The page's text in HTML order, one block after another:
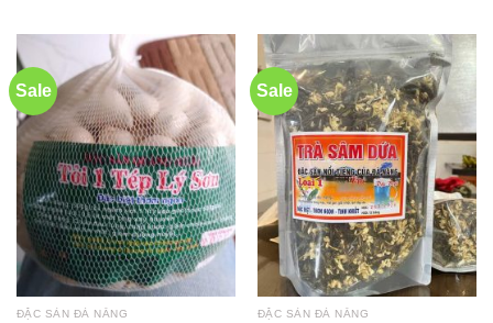
Sale
ĐẶC SẢN ĐÀ NẴNG
Sale
ĐẶC SẢN ĐÀ NẴNG